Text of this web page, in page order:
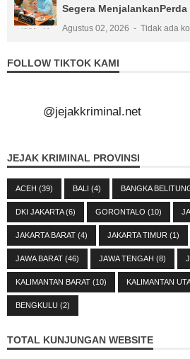
Segera MenjalankanPerda
Agustus 02, 2026 Tidak ada
FOLLOW TIKTOK KAMI
@jejakkriminal.net
JEJAK KRIMINAL PROVINSI
ACEH (39) BALI (4) BANGKA
DKI JAKARTA(6) GORONTALO (10)
JAKARTA BARAT (4) JAKARTA TIMUR (1)
JAWA BARAT (46) JAWA TENGAH (8)
KALIMANTAN BARAT (10) KALIMANTAN
BENGKULU (2)
TOTAL KUNJUNGAN WEBSITE